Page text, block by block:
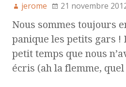
jerome 21 novembre
Nous sommes toujours
panique les petits gars !
petit temps que nous
écris (ah la flemme,